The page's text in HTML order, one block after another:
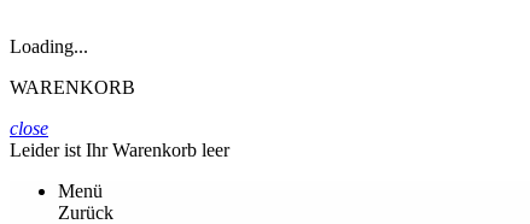
Loading...
WARENKORB
close
Leider ist Ihr Warenkorb leer
Menü
Zurück